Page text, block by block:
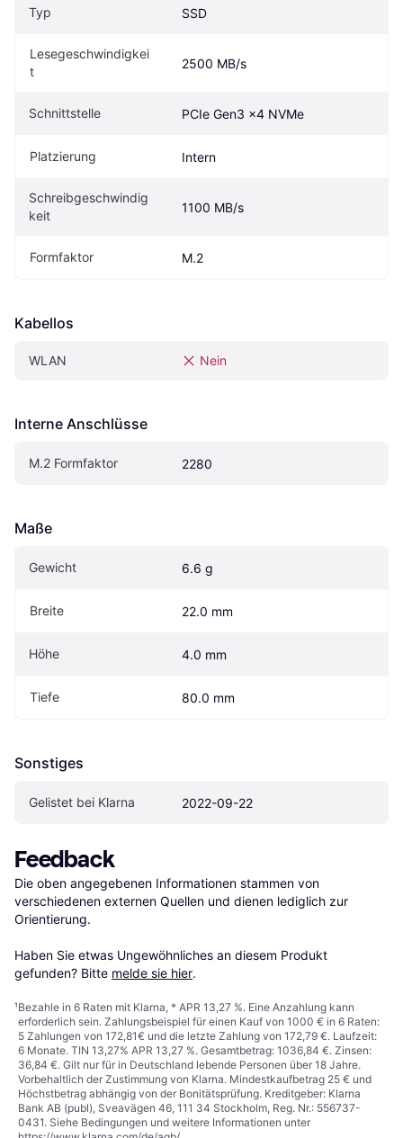
Typ SSD
Lesegeschwindigkei
t
2500 MB/s
Schnittstelle PCIe Gen3 x4 NVMe
Platzierung Intern
Schreibgeschwindig
keit
1100 MB/s
Formfaktor M.2
Kabellos
WLAN Nein
Interne Anschlüsse
M.2 Formfaktor 2280
Maße
Gewicht 6.6 g
Breite 22.0 mm
Höhe 4.0 mm
Tiefe 80.0 mm
Sonstiges
Gelistet bei Klarna 2022-09-22
Feedback
Die oben angegebenen Informationen stammen von
verschiedenen externen Quellen und dienen lediglich zur
Orientierung.
Haben Sie etwas Ungewöhnliches an diesem Produkt
gefunden? Bitte melde sie hier.
¹Bezahle in 6 Raten mit Klarna, * APR 13,27 %. Eine Anzahlung kann
erforderlich sein. Zahlungsbeispiel für einen Kauf von 1000 € in 6 Raten:
5 Zahlungen von 172,81€ und die letzte Zahlung von 172,79 €. Laufzeit:
6 Monate. TIN 13,27% APR 13,27 %. Gesamtbetrag: 1036,84 €. Zinsen:
36,84 €. Gilt nur für in Deutschland lebende Personen über 18 Jahre.
Vorbehaltlich der Zustimmung von Klarna. Mindestkaufbetrag 25 € und
Höchstbetrag abhängig von der Bonitätsprüfung. Kreditgeber: Klarna
Bank AB (publ), Sveavägen 46, 111 34 Stockholm, Reg. Nr.: 556737-
0431. Siehe Bedingungen und weitere Informationen unter